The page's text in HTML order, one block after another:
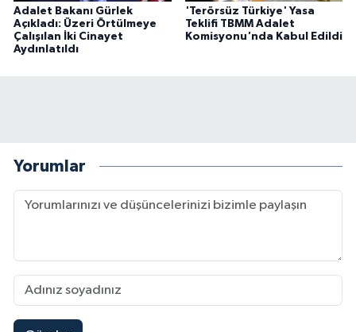
Adalet Bakanı Gürlek
Açıkladı: Üzeri Örtülmeye
Çalışılan İki Cinayet
Aydınlatıldı
'Terörsüz Türkiye' Yasa
Teklifi TBMM Adalet
Komisyonu'nda Kabul Edildi
Yorumlar